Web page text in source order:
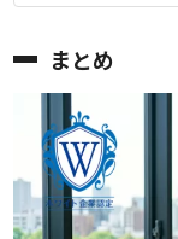
まとめ